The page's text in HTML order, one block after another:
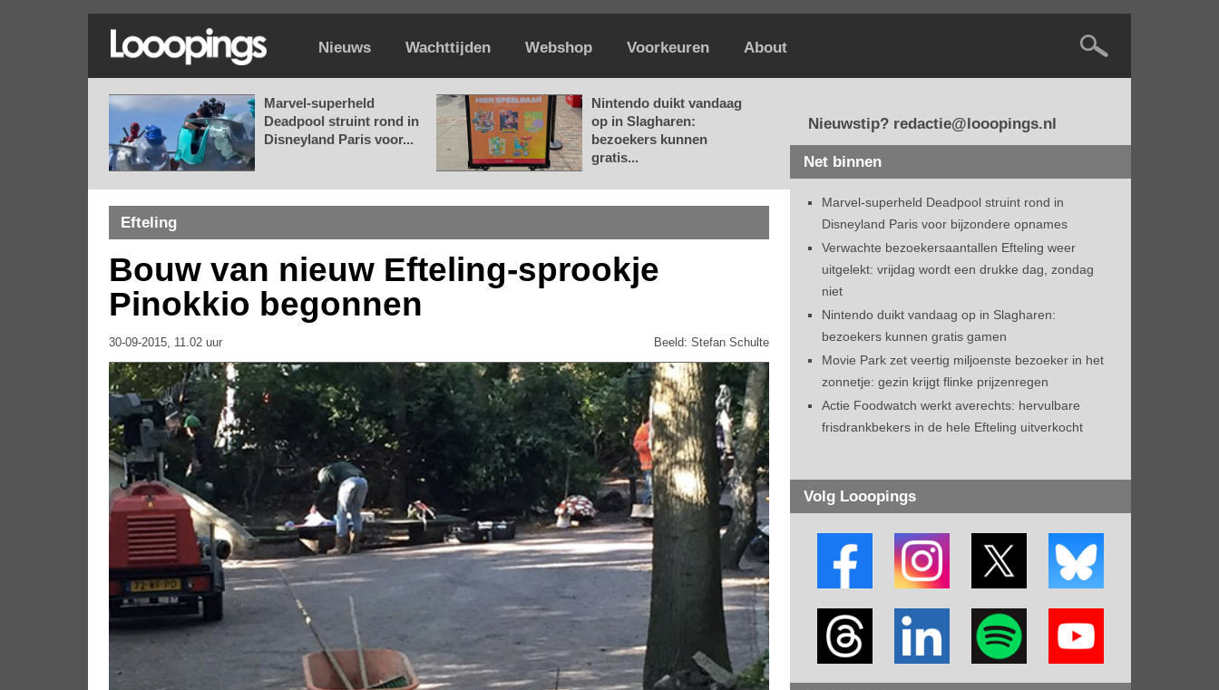
Nieuws Wachttijden Webshop Voorkeuren About
Marvel-superheld
Deadpool struint rond in
Disneyland Paris voor...
Nintendo duikt vandaag
op in Slagharen:
bezoekers kunnen
gratis...
Efteling
Bouw van nieuw Efteling-sprookje
Pinokkio begonnen
30-09-2015, 11.02 uur Beeld: Stefan Schulte
Nieuwstip? redactie@looopings.nl
Net binnen
Marvel-superheld Deadpool struint rond in
Disneyland Paris voor bijzondere opnames
Verwachte bezoekersaantallen Efteling weer
uitgelekt: vrijdag wordt een drukke dag, zondag
niet
Nintendo duikt vandaag op in Slagharen:
bezoekers kunnen gratis gamen
Movie Park zet veertig miljoenste bezoeker in het
zonnetje: gezin krijgt flinke prijzenregen
Actie Foodwatch werkt averechts: hervulbare
frisdrankbekers in de hele Efteling uitverkocht
Volg Looopings